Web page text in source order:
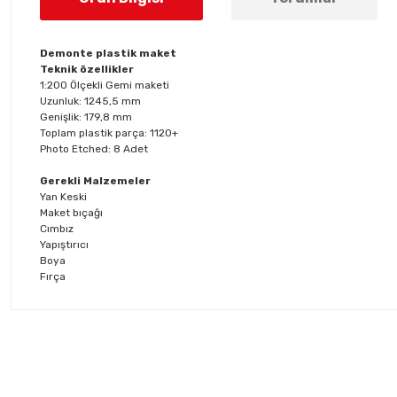
Demonte plastik maket
Teknik özellikler
1:200 Ölçekli Gemi maketi
Uzunluk: 1245,5 mm
Genişlik: 179,8 mm
Toplam plastik parça: 1120+
Photo Etched: 8 Adet
Gerekli Malzemeler
Yan Keski
Maket bıçağı
Cımbız
Yapıştırıcı
Boya
Fırça